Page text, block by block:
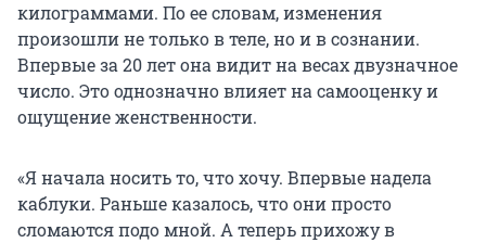
килограммами. По ее словам, изменения
произошли не только в теле, но и в сознании.
Впервые за 20 лет она видит на весах двузначное
число. Это однозначно влияет на самооценку и
ощущение женственности.
«Я начала носить то, что хочу. Впервые надела
каблуки. Раньше казалось, что они просто
сломаются подо мной. А теперь прихожу в